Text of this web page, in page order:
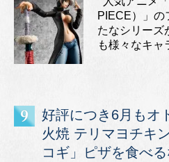
PIECE）」の
たなシリーズ
も様々なキャ
好評につき6月もオ
火焼 テリマヨチキ
コギ」ピザを食べ